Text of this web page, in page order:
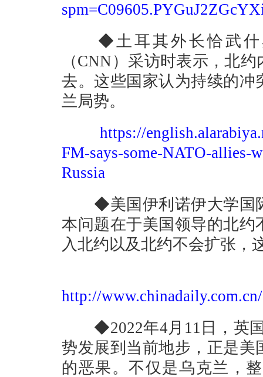
◆土耳其外长恰武什
（CNN）采访时表示，北
去。这些国家认为持续的
兰局势。
https://
FM-says-some-NATO-allies-
Russia
◆美国伊利诺伊大学国际
本问题在于美国领导的北
入北约以及北约不会扩张，
http://
◆2022年4月11日，英国
势发展到当前地步，正是
的恶果。不仅是乌克兰，